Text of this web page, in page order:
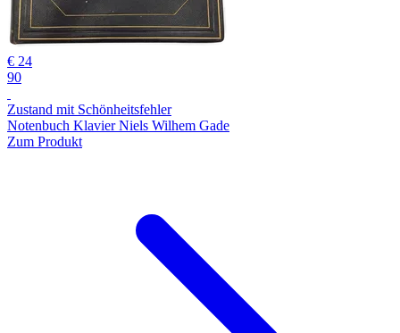
€ 24
90
Zustand mit Schönheitsfehler
Notenbuch Klavier Niels Wilhem Gade
Zum Produkt